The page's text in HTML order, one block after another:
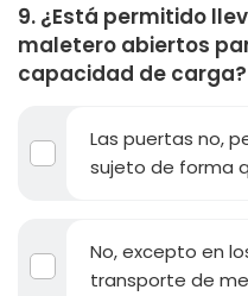
9. ¿Está permitido
maletero abiertos
capacidad de carga?
Las puertas no,
sujeto de forma
No, excepto en
transporte de